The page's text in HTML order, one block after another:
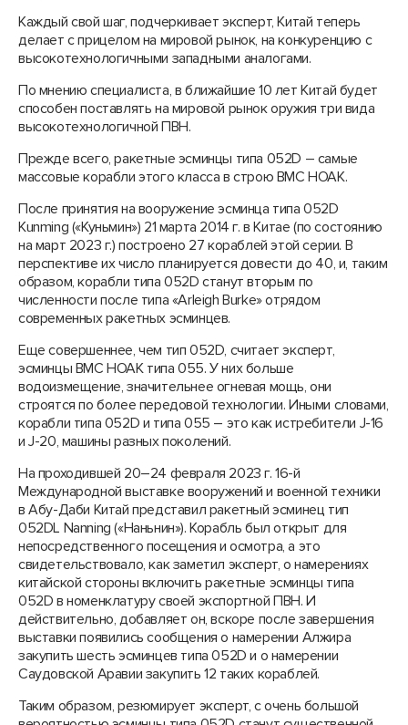
Каждый свой шаг, подчеркивает эксперт, Китай теперь
делает с прицелом на мировой рынок, на конкуренцию с
высокотехнологичными западными аналогами.
По мнению специалиста, в ближайшие 10 лет Китай будет
способен поставлять на мировой рынок оружия три вида
высокотехнологичной ПВН.
Прежде всего, ракетные эсминцы типа 052D – самые
массовые корабли этого класса в строю ВМС НОАК.
После принятия на вооружение эсминца типа 052D
Kunming («Куньмин») 21 марта 2014 г. в Китае (по состоянию
на март 2023 г.) построено 27 кораблей этой серии. В
перспективе их число планируется довести до 40, и, таким
образом, корабли типа 052D станут вторым по
численности после типа «Arleigh Burke» отрядом
современных ракетных эсминцев.
Еще совершеннее, чем тип 052D, считает эксперт,
эсминцы ВМС НОАК типа 055. У них больше
водоизмещение, значительнее огневая мощь, они
строятся по более передовой технологии. Иными словами,
корабли типа 052D и типа 055 – это как истребители J-16
и J-20, машины разных поколений.
На проходившей 20–24 февраля 2023 г. 16-й
Международной выставке вооружений и военной техники
в Абу-Даби Китай представил ракетный эсминец тип
052DL Nanning («Наньнин»). Корабль был открыт для
непосредственного посещения и осмотра, а это
свидетельствовало, как заметил эксперт, о намерениях
китайской стороны включить ракетные эсминцы типа
052D в номенклатуру своей экспортной ПВН. И
действительно, добавляет он, вскоре после завершения
выставки появились сообщения о намерении Алжира
закупить шесть эсминцев типа 052D и о намерении
Саудовской Аравии закупить 12 таких кораблей.
Таким образом, резюмирует эксперт, с очень большой